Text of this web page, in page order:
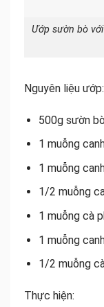
Ướp sườn bò
Nguyên liệu ướp:
500g sườn
1 muỗng
1 muỗng
1/2 muỗng
1 muỗng cà
1 muỗng
1/2 muỗng
Thực hiện: